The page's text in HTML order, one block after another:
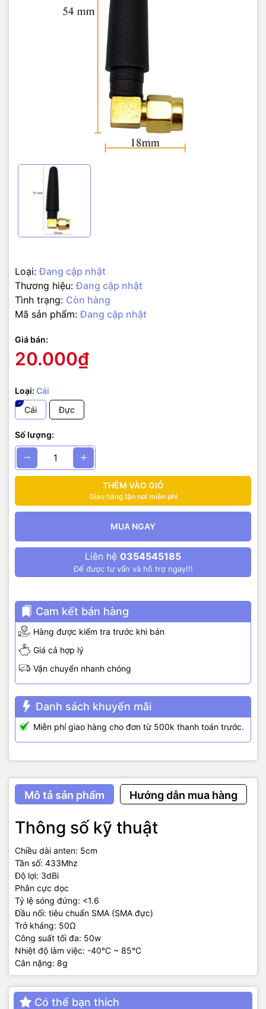
Loại: Đang cập nhật
Thương hiệu: Đang cập nhật
Tình trạng: Còn hàng
Mã sản phẩm: Đang cập nhật
Giá bán:
20.000₫
Loại: Cái
Cái
Đực
Số lượng:
THÊM VÀO GIỎ
Giao hàng tận nơi miễn phí
MUA NGAY
Liên hệ 0354545185
Để được tư vấn và hỗ trợ ngay!!!
Cam kết bán hàng
Hàng được kiểm tra trước khi bán
Giá cả hợp lý
Vận chuyển nhanh chóng
Danh sách khuyến mãi
Miễn phí giao hàng cho đơn từ 500k thanh toán trước.
Mô tả sản phẩm Hướng dẫn mua hàng
Thông số kỹ thuật
Chiều dài anten: 5cm
Tần số: 433Mhz
Độ lợi: 3dBi
Phân cực dọc
Tỷ lệ sóng đứng: <1.6
Đầu nối: tiêu chuẩn SMA (SMA đực)
Trở kháng: 50Ω
Công suất tối đa: 50w
Nhiệt độ làm việc: -40°C ~ 85°C
Cân nặng: 8g
Có thể bạn thích